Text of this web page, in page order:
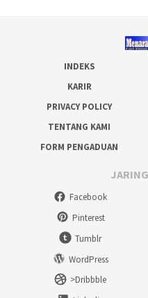
INDEKS
KARIR
PRIVACY POLICY
TENTANG KAMI
FORM PENGADUAN
Facebook
Pinterest
Tumblr
WordPress
>Dribbble